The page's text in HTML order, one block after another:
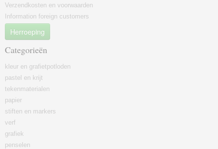
Verzendkosten en voorwaarden
Information foreign customers
Herroeping
Categorieën
kleur en grafietpotloden
pastel en krijt
tekenmaterialen
papier
stiften en markers
verf
grafiek
penselen